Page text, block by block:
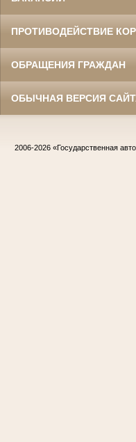
ПРОТИВОДЕЙСТВИЕ
ОБРАЩЕНИЯ ГРАЖДАН
ОБЫЧНАЯ ВЕРСИЯ
2006-2026 «Государственная